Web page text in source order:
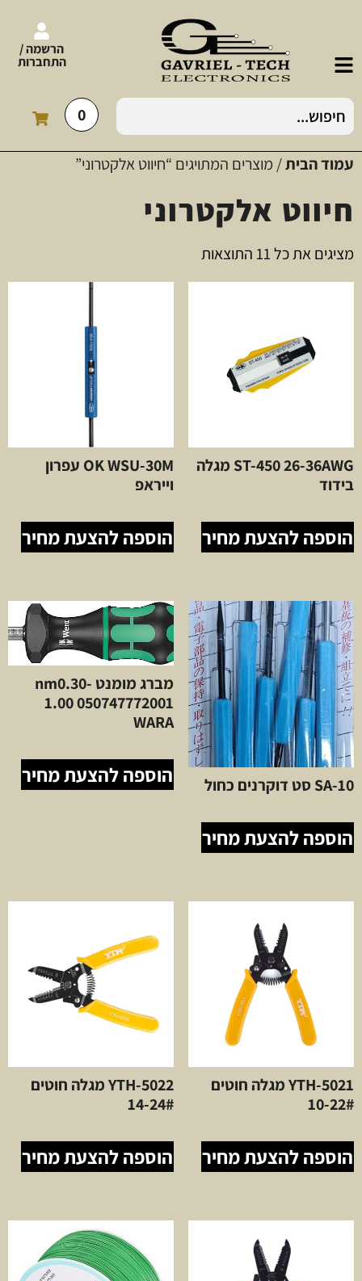
הרשמה /
התחברות
0
עמוד הבית/ מוצרים המתויגים “חיווט אלקטרוני”
חיווט אלקטרוני
מציגים את כל ⁦11⁩ התוצאות
ST-450 26-36AWG מגלה
בידוד
הוספה להצעת מחיר
OK WSU-30M עפרון
וייראפ
הוספה להצעת מחיר
SA-10 סט דוקרנים כחול
הוספה להצעת מחיר
מברג מומנט nm0.30-
1.00 050747772001
WARA
הוספה להצעת מחיר
YTH-5021 מגלה חוטים
10-22#
הוספה להצעת מחיר
YTH-5022 מגלה חוטים
14-24#
הוספה להצעת מחיר